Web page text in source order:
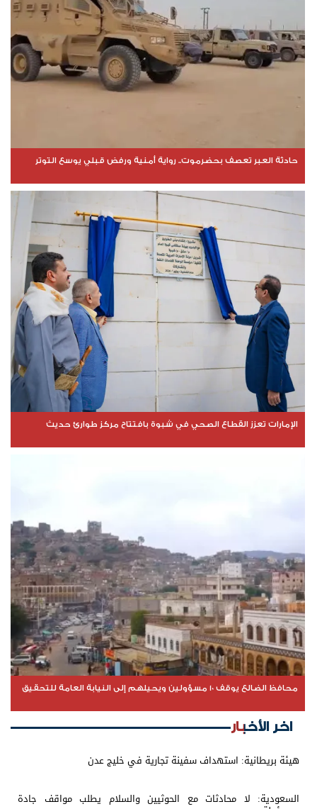
حادثة العبر تعصف بحضرموت.. رواية أمنية ورفض قبلي يوسع التوتر
الإمارات تعزز القطاع الصحي في شبوة بافتتاح مركز طوارئ حديث
محافظ الضالع يوقف 10 مسؤولين ويحيلهم إلى النيابة العامة للتحقيق
اخر الأخبار
هيئة بريطانية: استهداف سفينة تجارية في خليج عدن
السعودية: لا محادثات مع الحوثيين والسلام يطلب مواقف جادة